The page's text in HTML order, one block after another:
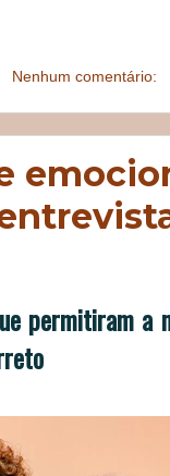
Nenhum comentário:
permitiram a